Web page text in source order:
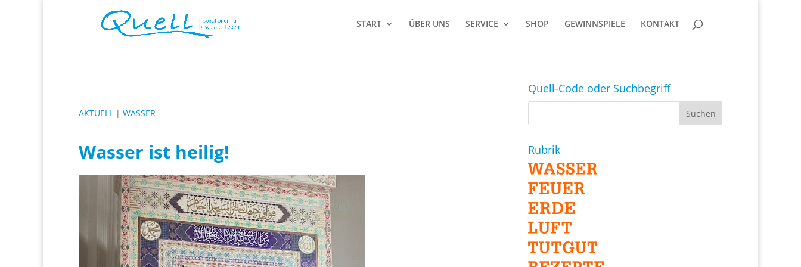
START ÜBER UNS SERVICE SHOP GEWINNSPIELE KONTAKT
AKTUELL | WASSER
Wasser ist heilig!
Quell-Code oder Suchbegriff
Rubrik